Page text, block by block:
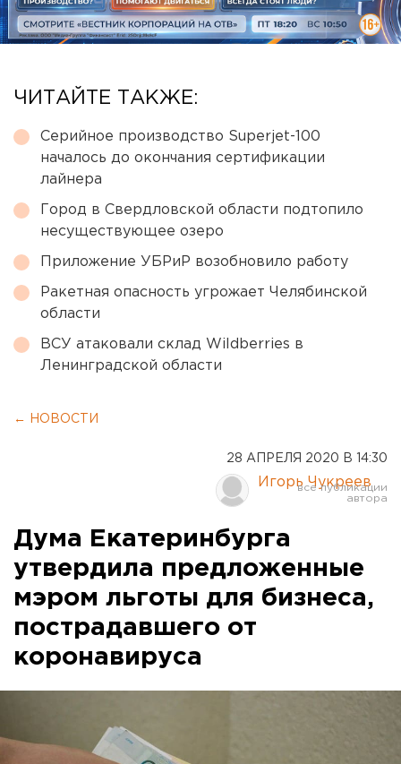
ЧИТАЙТЕ ТАКЖЕ:
Серийное производство Superjet-100
началось до окончания сертификации
лайнера
Город в Свердловской области подтопило
несуществующее озеро
Приложение УБРиР возобновило работу
Ракетная опасность угрожает Челябинской
области
ВСУ атаковали склад Wildberries в
Ленинградской области
← НОВОСТИ
28 АПРЕЛЯ 2020 В 14:30
Игорь Чукреев
Дума Екатеринбурга
утвердила предложенные
мэром льготы для бизнеса,
пострадавшего от
коронавируса